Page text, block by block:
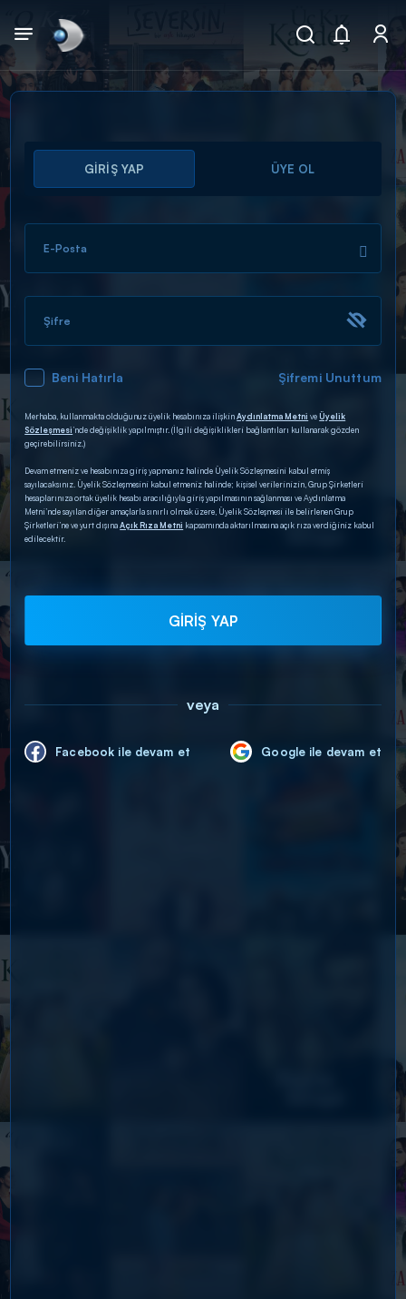
Arama
ARAMA SONUÇLARI
DİĞER SONUÇLAR
GİRİŞ YAP ÜYE OL
E-Posta
Şifre
Beni Hatırla Şifremi Unuttum
Merhaba, kullanmakta olduğunuz üyelik hesabınıza ilişkinAydınlatma Metni veÜyelik
Sözleşmesi’nde değişiklik yapılmıştır. (İlgili değişiklikleri bağlantıları kullanarak gözden
geçirebilirsiniz.)
Devam etmeniz ve hesabınıza giriş yapmanız halinde Üyelik Sözleşmesini kabul etmiş
sayılacaksınız. Üyelik Sözleşmesini kabul etmeniz halinde; kişisel verilerinizin, Grup Şirketleri
hesaplarınıza ortak üyelik hesabı aracılığıyla giriş yapılmasının sağlanması ve Aydınlatma
Metni’nde sayılan diğer amaçlarla sınırlı olmak üzere, Üyelik Sözleşmesi ile belirlenen Grup
Şirketleri’ne ve yurt dışınaAçık Rıza Metni kapsamında aktarılmasına açık rıza verdiğiniz kabul
edilecektir.
GİRİŞ YAP
veya
Facebook ile devam et Google ile devam et